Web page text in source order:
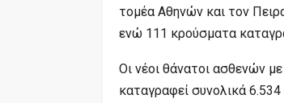
τομέα Αθηνών και τον
ενώ 111 κρούσματα
Οι νέοι θάνατοι ασθενών
καταγραφεί συνολικά